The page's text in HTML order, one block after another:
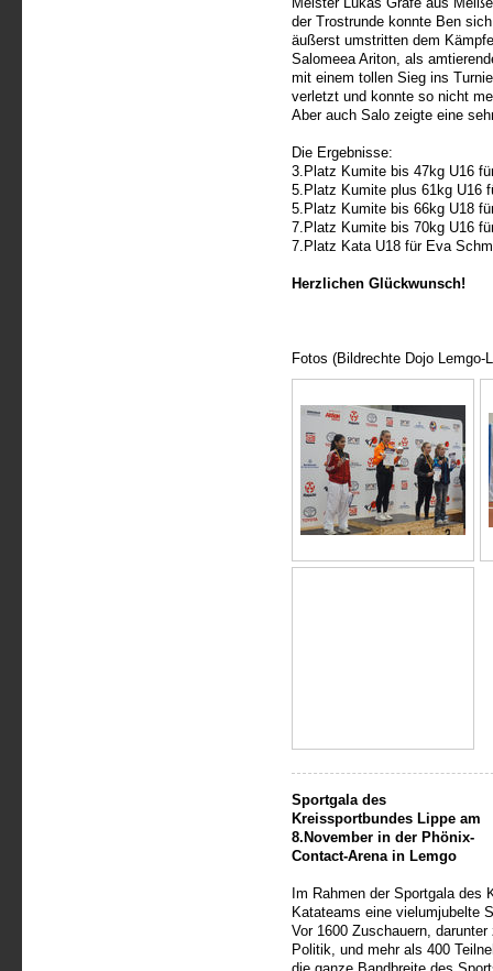
der Trostrunde konnte Ben
äußerst umstritten dem
Salomeea Ariton, als
mit einem tollen Sieg ins
verletzt und konnte so nicht
Aber auch Salo zeigte eine
Die Ergebnisse:
3.Platz Kumite bis 47kg U16
5.Platz Kumite plus 61kg U16
5.Platz Kumite bis 66kg U18
7.Platz Kumite bis 70kg U16
7.Platz Kata U18 für Eva
Herzlichen Glückwunsch!
Fotos (Bildrechte Dojo Lemgo-
Sportgala des
Kreissportbundes Lippe am
8.November in der Phönix-
Contact-Arena in Lemgo
Im Rahmen der Sportgala des
Katateams eine vielumjubelte
Vor 1600 Zuschauern,
Politik, und mehr als 400